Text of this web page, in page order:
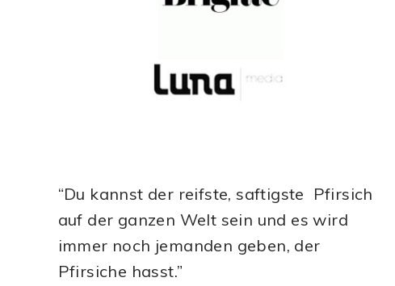
“Du kannst der reifste, saftigste Pfirsich
auf der ganzen Welt sein und es wird
immer noch jemanden geben, der
Pfirsiche hasst.”